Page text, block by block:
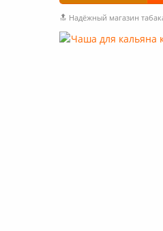
🔝 Надёжный магазин